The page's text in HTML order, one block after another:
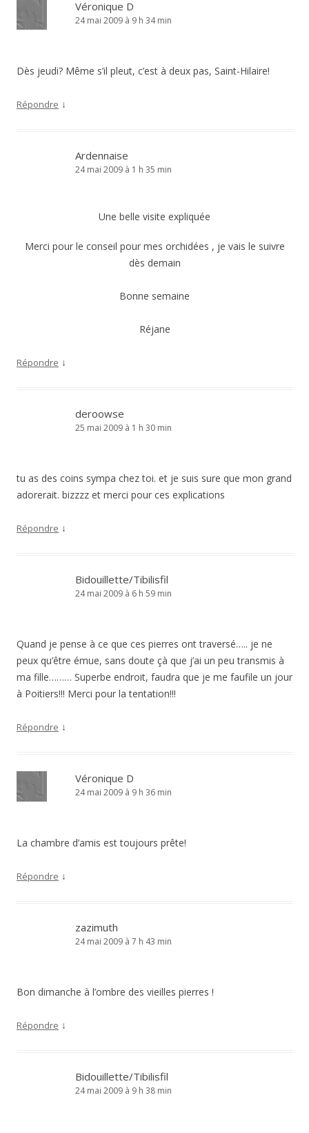
Véronique D
24 mai 2009 à 9 h 34 min
Dès jeudi? Même s’il pleut, c’est à deux pas, Saint-Hilaire!
Répondre ↓
Ardennaise
24 mai 2009 à 1 h 35 min
Une belle visite expliquée
Merci pour le conseil pour mes orchidées , je vais le suivre
dès demain
Bonne semaine
Réjane
Répondre ↓
deroowse
25 mai 2009 à 1 h 30 min
tu as des coins sympa chez toi. et je suis sure que mon grand
adorerait. bizzzz et merci pour ces explications
Répondre ↓
Bidouillette/Tibilisfil
24 mai 2009 à 6 h 59 min
Quand je pense à ce que ces pierres ont traversé….. je ne
peux qu’être émue, sans doute çà que j’ai un peu transmis à
ma fille……… Superbe endroit, faudra que je me faufile un jour
à Poitiers!!! Merci pour la tentation!!!
Répondre ↓
Véronique D
24 mai 2009 à 9 h 36 min
La chambre d’amis est toujours prête!
Répondre ↓
zazimuth
24 mai 2009 à 7 h 43 min
Bon dimanche à l’ombre des vieilles pierres !
Répondre ↓
Bidouillette/Tibilisfil
24 mai 2009 à 9 h 38 min